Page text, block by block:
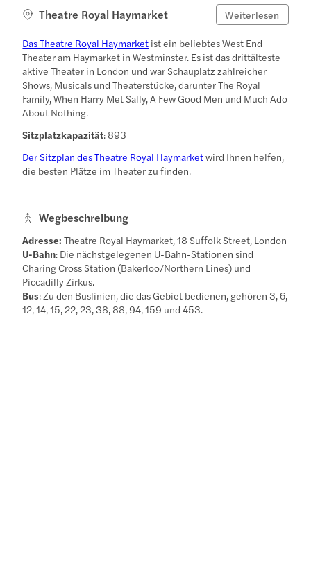
Theatre Royal Haymarket Weiterlesen
Das Theatre Royal Haymarket ist ein beliebtes West End
Theater am Haymarket in Westminster. Es ist das drittälteste
aktive Theater in London und war Schauplatz zahlreicher
Shows, Musicals und Theaterstücke, darunter The Royal
Family, When Harry Met Sally, A Few Good Men und Much Ado
About Nothing.
Sitzplatzkapazität: 893
Der Sitzplan des Theatre Royal Haymarketwird Ihnen helfen,
die besten Plätze im Theater zu finden.
Wegbeschreibung
Adresse: Theatre Royal Haymarket, 18 Suffolk Street, London
U-Bahn: Die nächstgelegenen U-Bahn-Stationen sind
Charing Cross Station (Bakerloo/Northern Lines) und
Piccadilly Zirkus.
Bus: Zu den Buslinien, die das Gebiet bedienen, gehören 3, 6,
12, 14, 15, 22, 23, 38, 88, 94, 159 und 453.